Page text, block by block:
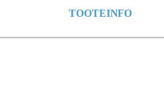
TOOTEINFO